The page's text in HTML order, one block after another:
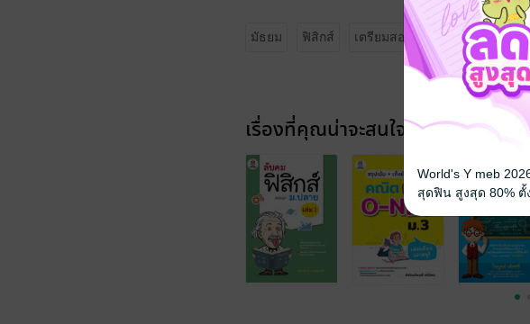
มัธยม ฟิสิกส์ เตรียมสอบ admission วิทยา
เรื่องที่คุณน่าจะสนใจ
World's Y meb
สุดฟิน สูงสุด 80% ตั้